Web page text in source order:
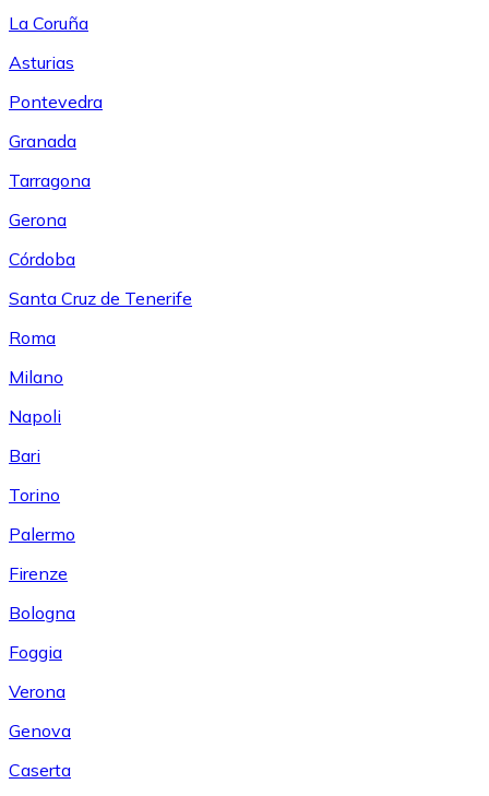
La Coruña
Asturias
Pontevedra
Granada
Tarragona
Gerona
Córdoba
Santa Cruz de Tenerife
Roma
Milano
Napoli
Bari
Torino
Palermo
Firenze
Bologna
Foggia
Verona
Genova
Caserta